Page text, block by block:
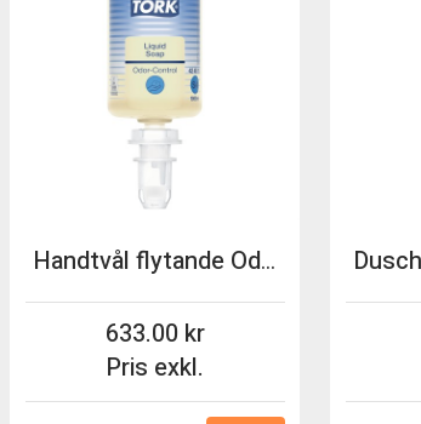
Handtvål flytande Odor-Control Tork S4 1000ml 6st/fp
Pris exkl.
633.00